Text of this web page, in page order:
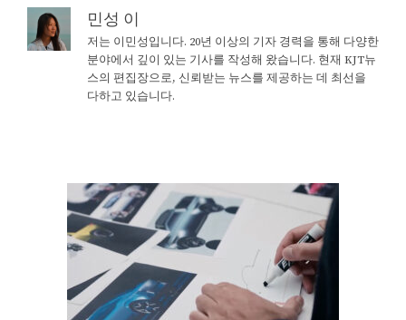
민성 이
저는 이민성입니다. 20년 이상의 기자 경력을 통해 다양한
분야에서 깊이 있는 기사를 작성해 왔습니다. 현재 KJT뉴
스의 편집장으로, 신뢰받는 뉴스를 제공하는 데 최선을
다하고 있습니다.